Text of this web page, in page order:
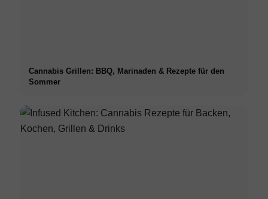
Cannabis Grillen: BBQ, Marinaden & Rezepte für den
Sommer